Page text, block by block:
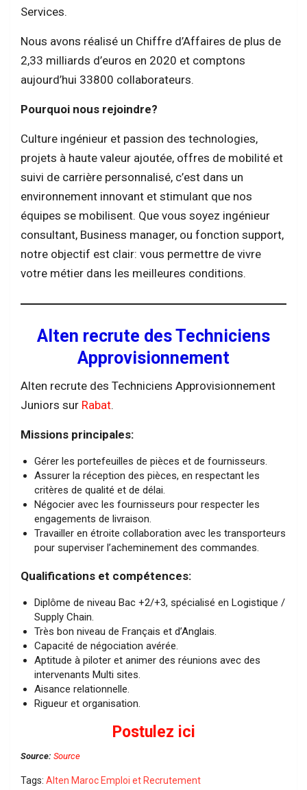
Services.
Nous avons réalisé un Chiffre d’Affaires de plus de
2,33 milliards d’euros en 2020 et comptons
aujourd’hui 33800 collaborateurs.
Pourquoi nous rejoindre?
Culture ingénieur et passion des technologies,
projets à haute valeur ajoutée, offres de mobilité et
suivi de carrière personnalisé, c’est dans un
environnement innovant et stimulant que nos
équipes se mobilisent. Que vous soyez ingénieur
consultant, Business manager, ou fonction support,
notre objectif est clair: vous permettre de vivre
votre métier dans les meilleures conditions.
Alten recrute des Techniciens
Approvisionnement
Alten recrute des Techniciens Approvisionnement
Juniors sur Rabat.
Missions principales:
Gérer les portefeuilles de pièces et de fournisseurs.
Assurer la réception des pièces, en respectant les
critères de qualité et de délai.
Négocier avec les fournisseurs pour respecter les
engagements de livraison.
Travailler en étroite collaboration avec les transporteurs
pour superviser l’acheminement des commandes.
Qualifications et compétences:
Diplôme de niveau Bac +2/+3, spécialisé en Logistique /
Supply Chain.
Très bon niveau de Français et d’Anglais.
Capacité de négociation avérée.
Aptitude à piloter et animer des réunions avec des
intervenants Multi sites.
Aisance relationnelle.
Rigueur et organisation.
Postulez ici
Source: Source
Tags: Alten Maroc Emploi et Recrutement